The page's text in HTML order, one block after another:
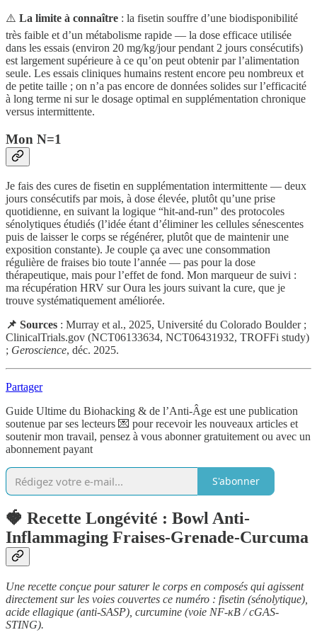
⚠️ La limite à connaître : la fisetin souffre d’une biodisponibilité
très faible et d’un métabolisme rapide — la dose efficace utilisée
dans les essais (environ 20 mg/kg/jour pendant 2 jours consécutifs)
est largement supérieure à ce qu’on peut obtenir par l’alimentation
seule. Les essais cliniques humains restent encore peu nombreux et
de petite taille ; on n’a pas encore de données solides sur l’efficacité
à long terme ni sur le dosage optimal en supplémentation chronique
versus intermittente.
Mon N=1
Je fais des cures de fisetin en supplémentation intermittente — deux
jours consécutifs par mois, à dose élevée, plutôt qu’une prise
quotidienne, en suivant la logique “hit-and-run” des protocoles
sénolytiques étudiés (l’idée étant d’éliminer les cellules sénescentes
puis de laisser le corps se régénérer, plutôt que de maintenir une
exposition constante). Je couple ça avec une consommation
régulière de fraises bio toute l’année — pas pour la dose
thérapeutique, mais pour l’effet de fond. Mon marqueur de suivi :
ma récupération HRV sur Oura les jours suivant la cure, que je
trouve systématiquement améliorée.
📌 Sources : Murray et al., 2025, Université du Colorado Boulder ;
ClinicalTrials.gov (NCT06133634, NCT06431932, TROFFi study)
; Geroscience, déc. 2025.
Partager
Guide Ultime du Biohacking & de l’Anti-Âge est une publication
soutenue par ses lecteurs 💌 pour recevoir les nouveaux articles et
soutenir mon travail, pensez à vous abonner gratuitement ou avec un
abonnement payant
S'abonner
🍓 Recette Longévité : Bowl Anti-
Inflammaging Fraises-Grenade-Curcuma
Une recette conçue pour saturer le corps en composés qui agissent
directement sur les voies couvertes ce numéro : fisetin (sénolytique),
acide ellagique (anti-SASP), curcumine (voie NF-κB / cGAS-
STING).